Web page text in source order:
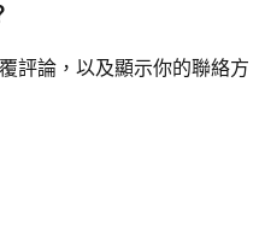
評論，以及顯示你的聯絡方